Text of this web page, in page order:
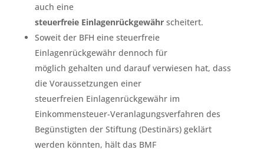
auch eine
steuerfreie Einlagenrückgewährscheitert.
Soweit der BFH eine steuerfreie
Einlagenrückgewähr dennoch für
möglich gehalten und darauf verwiesen hat, dass
die Voraussetzungen einer
steuerfreien Einlagenrückgewähr im
Einkommensteuer-Veranlagungsverfahren des
Begünstigten der Stiftung (Destinärs) geklärt
werden könnten, hält das BMF